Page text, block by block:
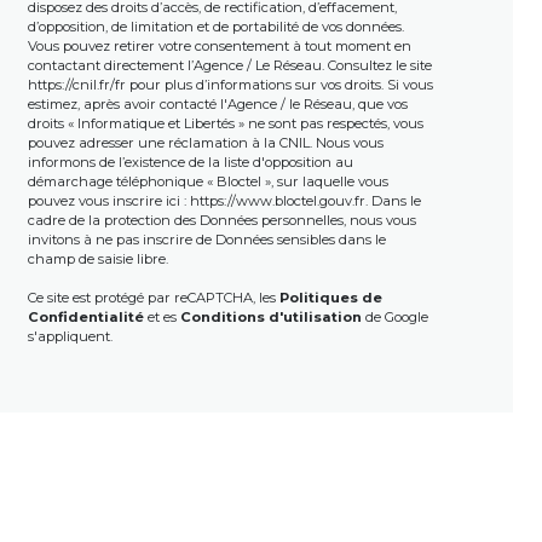
disposez des droits d’accès, de rectification, d’effacement,
d’opposition, de limitation et de portabilité de vos données.
Vous pouvez retirer votre consentement à tout moment en
contactant directement l’Agence / Le Réseau. Consultez le site
https://cnil.fr/fr pour plus d’informations sur vos droits. Si vous
estimez, après avoir contacté l'Agence / le Réseau, que vos
droits « Informatique et Libertés » ne sont pas respectés, vous
pouvez adresser une réclamation à la CNIL. Nous vous
informons de l’existence de la liste d'opposition au
démarchage téléphonique « Bloctel », sur laquelle vous
pouvez vous inscrire ici : https://www.bloctel.gouv.fr. Dans le
cadre de la protection des Données personnelles, nous vous
invitons à ne pas inscrire de Données sensibles dans le
champ de saisie libre.
Ce site est protégé par reCAPTCHA, les Politiques de
Confidentialitéet es Conditions d'utilisation de Google
s'appliquent.